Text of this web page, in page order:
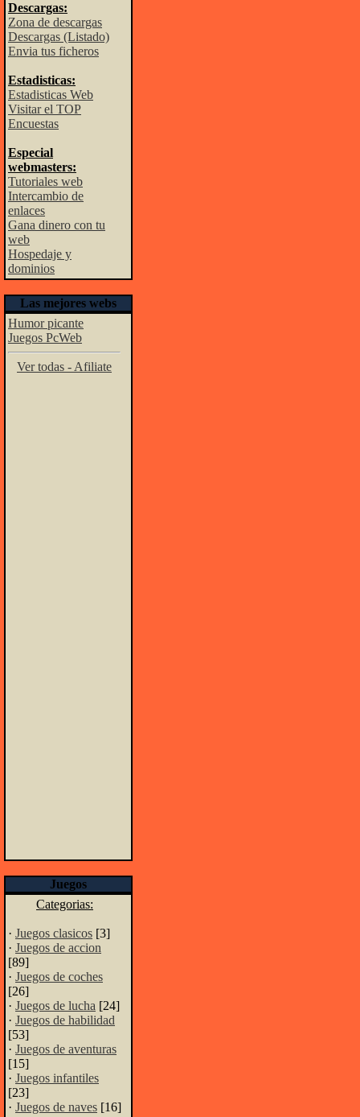
Descargas:
Zona de descargas
Descargas (Listado)
Envia tus ficheros
Estadisticas:
Estadisticas Web
Visitar el TOP
Encuestas
Especial
webmasters:
Tutoriales web
Intercambio de
enlaces
Gana dinero con tu
web
Hospedaje y
dominios
Las mejores webs
Humor picante
Juegos PcWeb
Ver todas - Afiliate
Juegos
Categorias:
· Juegos clasicos [3]
· Juegos de accion
[89]
· Juegos de coches
[26]
· Juegos de lucha [24]
· Juegos de habilidad
[53]
· Juegos de aventuras
[15]
· Juegos infantiles
[23]
· Juegos de naves [16]